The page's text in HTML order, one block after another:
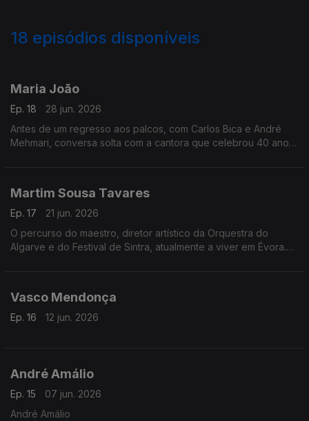
18 episódios disponíveis
Maria João
Ep. 18
28 jun. 2026
Antes de um regresso aos palcos, com Carlos Bica e André
Mehmari, conversa solta com a cantora que celebrou 40 anos
Martim Sousa Tavares
Ep. 17
21 jun. 2026
O percurso do maestro, diretor artístico da Orquestra do
Algarve e do Festival de Sintra, atualmente a viver em Évora.
Vasco Mendonça
Ep. 16 12 jun. 2026
André Amálio
Ep. 15
07 jun. 2026
André Amálio